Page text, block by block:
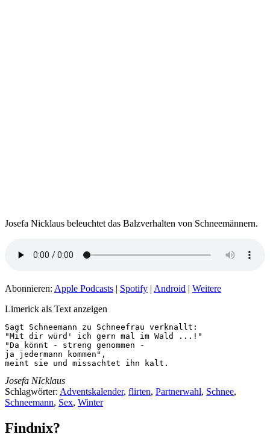
Josefa Nicklaus beleuchtet das Balzverhalten von Schneemännern.
Abonnieren: Apple Podcasts | Spotify | Android | Weitere
Limerick als Text anzeigen
Sagt Schneemann zu Schneefrau verknallt:
"Mit dir würd' ich gern mal im Wald ...!"
"Da könnt - streng genommen -
ja jedermann kommen",
meint sie und missachtet ihn kalt.
Josefa NIcklaus
Schlagwörter: Adventskalender, flirten, Partnerwahl, Schnee,
Schneemann, Sex, Winter
Findnix?